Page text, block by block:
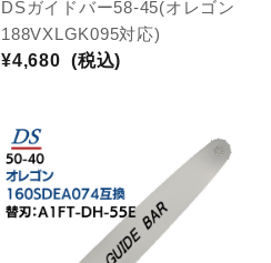
DSガイドバー58-45(オレゴン
188VXLGK095対応)
¥4,680 (税込)